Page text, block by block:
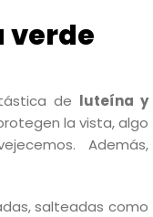
verde
de luteína y
la vista, algo
Además,
salteadas como